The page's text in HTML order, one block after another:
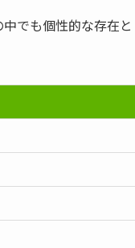
でも個性的な存在